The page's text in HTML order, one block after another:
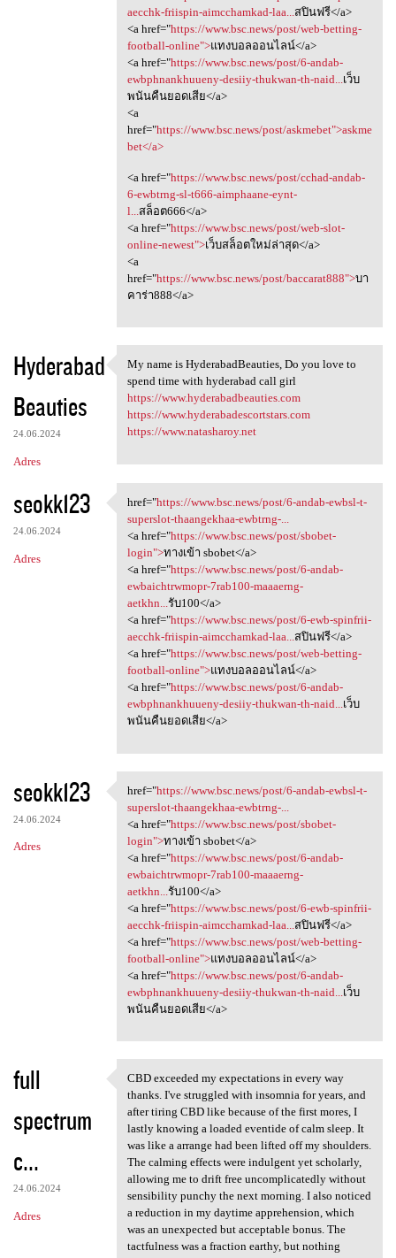
aecchk-friispin-aimcchamkad-laa...สปินฟรี</a>
<a href="https://www.bsc.news/post/web-betting-
football-online">แทงบอลออนไลน์</a>
<a href="https://www.bsc.news/post/6-andab-
ewbphnankhuueny-desiiy-thukwan-th-naid...เว็บ
พนันคืนยอดเสีย</a>
<a
href="https://www.bsc.news/post/askmebet">askme
bet</a>
<a href="https://www.bsc.news/post/cchad-andab-
6-ewbtrng-sl-t666-aimphaane-eynt-
l... สล็อต666</a>
<a href="https://www.bsc.news/post/web-slot-
online-newest">เว็บสล็อตใหม่ล่าสุด</a>
<a
href="https://www.bsc.news/post/baccarat888">บา
คาร่า888</a>
Hyderabad
Beauties
24.06.2024
Adres
My name is HyderabadBeauties,
My name is HyderabadBeauties, Do you love to
spend time with hyderabad call girl
https://www.hyderabadbeauties.com
https://www.hyderabadescortstars.com
https://www.natasharoy.net
seokk123
24.06.2024
Adres
href="https://www.bsc.news
href="https://www.bsc.news/post/6-andab-ewbsl-t-
superslot-thaangekhaa-ewbtrng-...
<a href="https://www.bsc.news/post/sbobet-
login">ทางเข้า sbobet</a>
<a href="https://www.bsc.news/post/6-andab-
ewbaichtrwmopr-7rab100-maaaerng-
aetkhn...รับ100</a>
<a href="https://www.bsc.news/post/6-ewb-spinfrii-
aecchk-friispin-aimcchamkad-laa...สปินฟรี</a>
<a href="https://www.bsc.news/post/web-betting-
football-online">แทงบอลออนไลน์</a>
<a href="https://www.bsc.news/post/6-andab-
ewbphnankhuueny-desiiy-thukwan-th-naid...เว็บ
พนันคืนยอดเสีย</a>
seokk123
24.06.2024
Adres
href="https://www.bsc.news
href="https://www.bsc.news/post/6-andab-ewbsl-t-
superslot-thaangekhaa-ewbtrng-...
<a href="https://www.bsc.news/post/sbobet-
login">ทางเข้า sbobet</a>
<a href="https://www.bsc.news/post/6-andab-
ewbaichtrwmopr-7rab100-maaaerng-
aetkhn... รับ100</a>
<a href="https://www.bsc.news/post/6-ewb-spinfrii-
aecchk-friispin-aimcchamkad-laa... สปินฟรี</a>
<a href="https://www.bsc.news/post/web-betting-
football-online">แทงบอลออนไลน์</a>
<a href="https://www.bsc.news/post/6-andab-
ewbphnankhuueny-desiiy-thukwan-th-naid... เว็บ
พนันคืนยอดเสีย</a>
full
spectrum
c...
24.06.2024
Adres
CBD exceeded my expectations
CBD exceeded my expectations in every way
thanks. I've struggled with insomnia for years, and
after tiring CBD like because of the first mores, I
lastly knowing a loaded eventide of calm sleep. It
was like a arrange had been lifted off my shoulders.
The calming effects were indulgent yet scholarly,
allowing me to drift free uncomplicatedly without
sensibility punchy the next morning. I also noticed
a reduction in my daytime apprehension, which
was an unexpected but acceptable bonus. The
tactfulness was a fraction earthy, but nothing